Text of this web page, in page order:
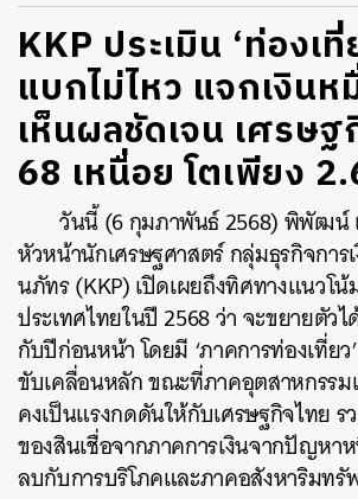
KKP ประเมิน ‘ท่องเที่
แบกไม่ไหว แจกเงินห
เห็นผลชัดเจน เศรษฐ
68 เหนื่อย โตเพียง
วันนี้ (6 กุมภาพันธ์ 2568) พิพัฒน์
หัวหน้านักเศรษฐศาสตร์ กลุ่มธุรกิจการ
นภัทร (KKP) เปิดเผยถึงทิศทางแนวโน้
ประเทศไทยในปี 2568 ว่า จะขยายตัวไ
กับปีก่อนหน้า โดยมี ‘ภาคการท่องเที่ยว
ขับเคลื่อนหลัก ขณะที่ภาคอุตสาหกรรม
คงเป็นแรงกดดันให้กับเศรษฐกิจไทย
ของสินเชื่อจากภาคการเงินจากปัญหา
ลบกับการบริโภคและภาคอสังหาริมทรั